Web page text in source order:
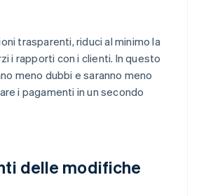
trasparenti, riduci al minimo la
i rapporti con i clienti. In questo
meno dubbi e saranno meno
i pagamenti in un secondo
delle modifiche